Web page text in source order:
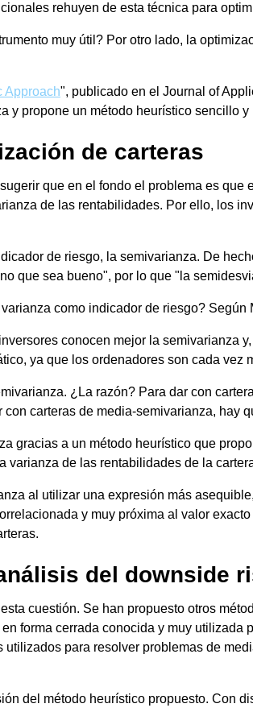
rehuyen de esta técnica para
muy útil? Por otro lado, la
Approach", publicado en el Journal of
y propone un método heurístico sencillo
de carteras
que en el fondo el problema es
de las rentabilidades. Por ello, los
de riesgo, la semivarianza. De
que sea bueno", por lo que "la
como indicador de riesgo?
conocen mejor la semivarianza
ya que los ordenadores son cada vez
¿La razón? Para dar con
carteras de media-semivarianza, hay
gracias a un método heurístico que
varianza de las rentabilidades de la
al utilizar una expresión más
y muy próxima al valor
del downside
cuestión. Se han propuesto otros
forma cerrada conocida y muy
para resolver problemas de
del método heurístico propuesto. Con